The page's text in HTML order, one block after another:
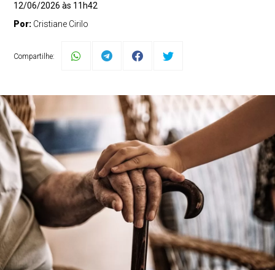
12/06/2026 às 11h42
Por: Cristiane Cirilo
Compartilhe: